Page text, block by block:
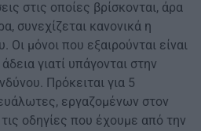
στις οποίες βρίσκονται, άρα
συνεχίζεται κανονικά η
Οι μόνοι που εξαιρούνται είναι
γιατί υπάγονται στην
Πρόκειται για 5
εργαζομένων στον
οδηγίες που έχουμε από την